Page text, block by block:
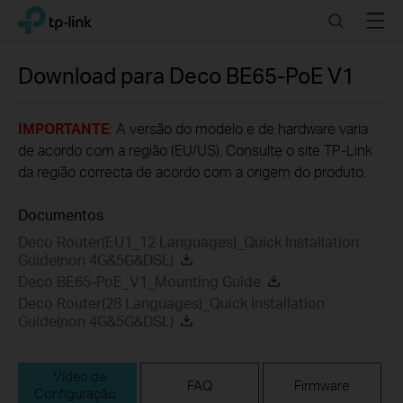
Click
navigation
TP-Link, Reliably Smart SearchMenu
Download para Deco BE65-PoE V1
IMPORTANTE: A versão do modelo e de hardware varia
de acordo com a região (EU/US). Consulte o site TP-Link
da região correcta de acordo com a origem do produto.
Documentos
Deco Router(EU1_12 Languages)_Quick Installation
Guide(non 4G&5G&DSL)
Deco BE65-PoE_V1_Mounting Guide
Deco Router(28 Languages)_Quick Installation
Guide(non 4G&5G&DSL)
Vídeo de
Configuração
FAQ Firmware